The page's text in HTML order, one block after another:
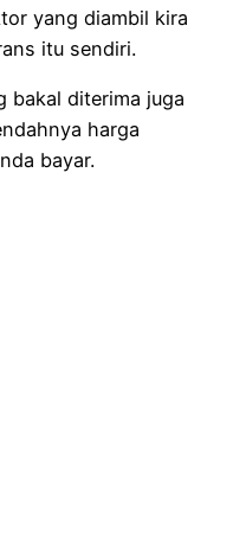
yang diambil kira
itu sendiri.
bakal diterima juga
harga
bayar.